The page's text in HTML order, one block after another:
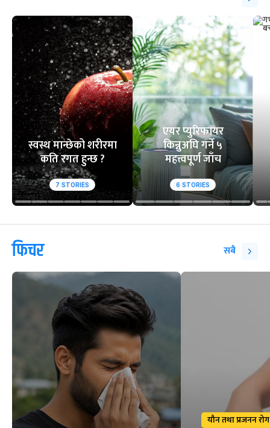
स्वस्थ मान्छेको शरीरमा
कति रगत हुन्छ ?
7 STORIES
एयर प्युरिफायर
किन्नुअघि गर्ने ५
महत्त्वपूर्ण जाँच
6 STORIES
फिचर सबै
यौन तथा प्रजनन रोग